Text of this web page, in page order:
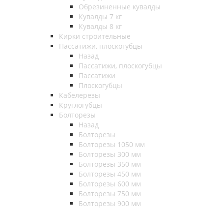
Обрезиненные кувалды
Кувалды 7 кг
Кувалды 8 кг
Кирки строительные
Пассатижи, плоскогубцы
Назад
Пассатижи, плоскогубцы
Пассатижи
Плоскогубцы
Кабелерезы
Круглогубцы
Болторезы
Назад
Болторезы
Болторезы 1050 мм
Болторезы 300 мм
Болторезы 350 мм
Болторезы 450 мм
Болторезы 600 мм
Болторезы 750 мм
Болторезы 900 мм